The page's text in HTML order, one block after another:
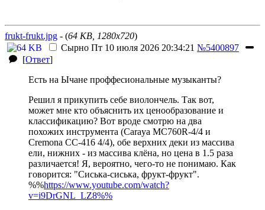
frukt-frukt.jpg - (64 KB, 1280x720)
Сырно Пт 10 июля 2026 20:34:21 №5400897
[Ответ]
Есть на Ычане проффесиональные музыканты?
Решил я прикупить себе виолончель. Так вот,
может мне кто объяснить их ценообразование и
классификацию? Вот вроде смотрю на два
похожих инструмента (Caraya MC760R-4/4 и
Cremona CC-416 4/4), обе верхних деки из массива
ели, нижних - из массива клёна, но цена в 1.5 раза
различается! Я, вероятно, чего-то не понимаю. Как
говорится: "Сиська-сиська, фрукт-фрукт".
%%https://www.youtube.com/watch?
v=i9DrGNL_LZ8%%